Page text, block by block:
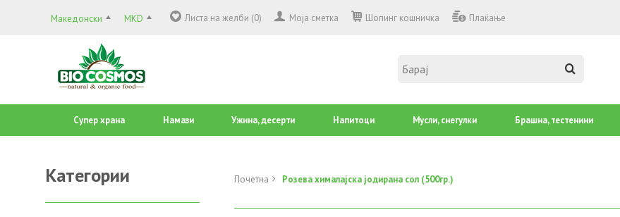
Македонски MKD Листа на желби (0) Моја сметка Шопинг кошничка Плаќање
Супер храна Намази Ужина, десерти Напитоци Mусли, снегулки Брашна, тестенини
Категории Почетна Розева хималајска јодирана сол (500гр.)